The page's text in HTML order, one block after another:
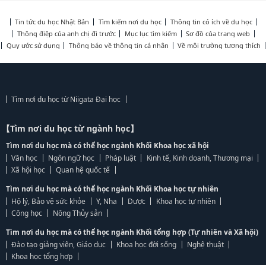
Tin tức du học Nhật Bản Tìm kiếm nơi du học
Thông tin có ích về du học
Thông điệp của anh chị đi trước
Mục lục tìm kiếm
Sơ đồ của trang web
Quy ước sử dụng
Thông báo về thông tin cá nhân Về môi trường tương thích
Tìm nơi du học từ Niigata Đại học
【Tìm nơi du học từ ngành học】
Tìm nơi du học mà có thể học ngành Khối Khoa học xã hội
Văn học
Ngôn ngữ học Pháp luật
Kinh tế, Kinh doanh, Thương mại
Xã hội học
Quan hệ quốc tế
Tìm nơi du học mà có thể học ngành Khối Khoa học tự nhiên
Hộ lý, Bảo vệ sức khỏe
Y, Nha Dược
Khoa học tự nhiên
Công học
Nông Thủy sản
Tìm nơi du học mà có thể học ngành Khối tổng hợp (Tự nhiên và Xã hội)
Đào tạo giảng viên, Giáo dục
Khoa học đời sống
Nghệ thuật
Khoa học tổng hợp